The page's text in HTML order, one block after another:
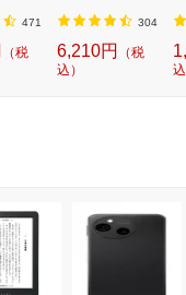
471
（税
3813805MP] 304
6,210円
（税
込）